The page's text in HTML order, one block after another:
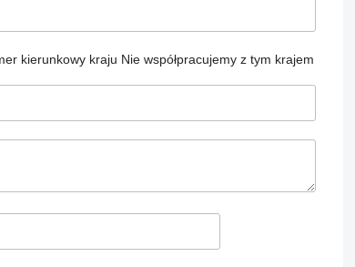
kierunkowy kraju Nie współpracujemy z tym krajem